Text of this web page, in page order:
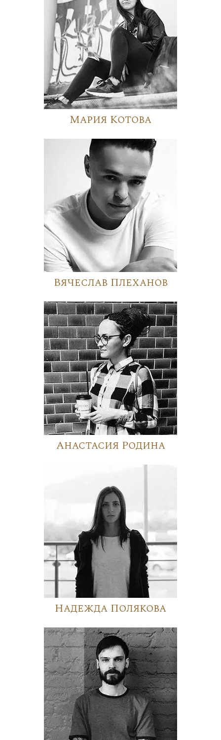
Мария Котова
Вячеслав Плеханов
Анастасия Родина
Надежда Полякова